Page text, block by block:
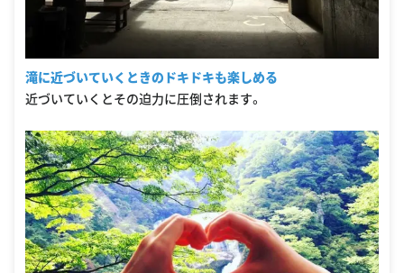
滝に近づいていくときのドキドキも楽しめる
近づいていくとその迫力に圧倒されます。